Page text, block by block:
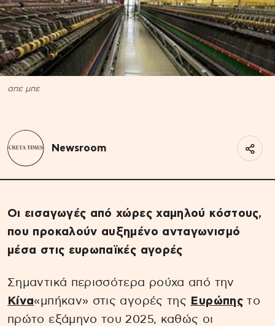
απε μπε
Newsroom
Οι εισαγωγές από χώρες χαμηλού κόστους,
που προκαλούν αυξημένο ανταγωνισμό
μέσα στις ευρωπαϊκές αγορές
Σημαντικά περισσότερα ρούχα από την
Κίνα«μπήκαν» στις αγορές της Ευρώπηςτο
πρώτο εξάμηνο του 2025, καθώς οι